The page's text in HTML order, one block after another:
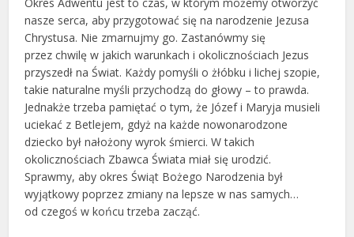
nasze serca, aby przygotować się na narodzenie Jezusa
Chrystusa. Nie zmarnujmy go. Zastanówmy się
przez chwilę w jakich warunkach i okolicznościach Jezus
przyszedł na Świat. Każdy pomyśli o żłóbku i lichej szopie,
takie naturalne myśli przychodzą do głowy – to prawda.
Jednakże trzeba pamiętać o tym, że Józef i Maryja musieli
uciekać z Betlejem, gdyż na każde nowonarodzone
dziecko był nałożony wyrok śmierci. W takich
okolicznościach Zbawca Świata miał się urodzić.
Sprawmy, aby okres Świąt Bożego Narodzenia był
wyjątkowy poprzez zmiany na lepsze w nas samych…
od czegoś w końcu trzeba zacząć.